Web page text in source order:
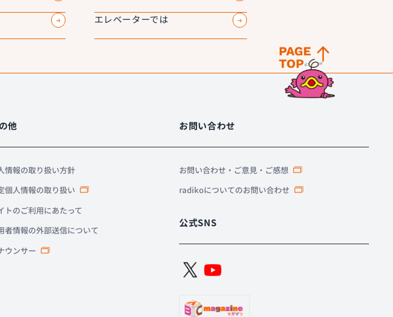
エレベーターでは
他
情報の取り扱い方針
個人情報の取り扱い
トのご利用にあたって
者情報の外部送信について
ウンサー
お問い合わせ
お問い合わせ・ご意見・ご感想
radikoについてのお問い合わせ
公式SNS